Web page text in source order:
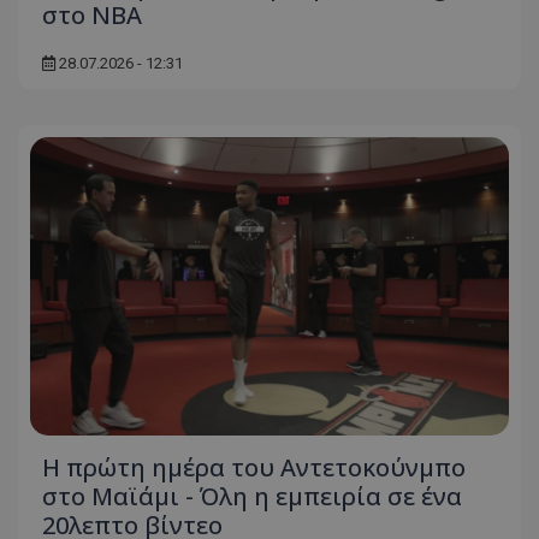
στο ΝΒΑ
28.07.2026 - 12:31
Η πρώτη ημέρα του Αντετοκούνμπο
στο Μαϊάμι - Όλη η εμπειρία σε ένα
20λεπτο βίντεο